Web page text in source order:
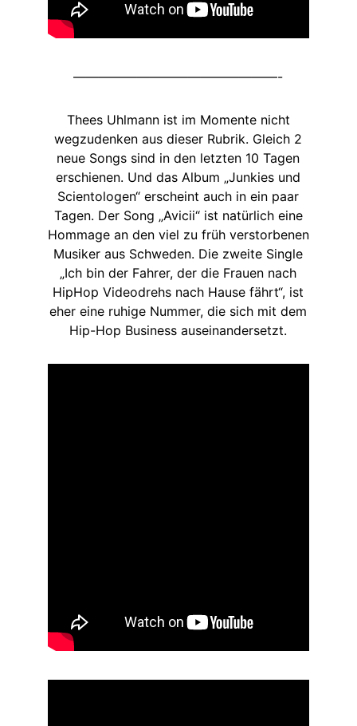
————————————————-
Thees Uhlmann ist im Momente nicht
wegzudenken aus dieser Rubrik. Gleich 2
neue Songs sind in den letzten 10 Tagen
erschienen. Und das Album „Junkies und
Scientologen“ erscheint auch in ein paar
Tagen. Der Song „Avicii“ ist natürlich eine
Hommage an den viel zu früh verstorbenen
Musiker aus Schweden. Die zweite Single
„Ich bin der Fahrer, der die Frauen nach
HipHop Videodrehs nach Hause fährt“, ist
eher eine ruhige Nummer, die sich mit dem
Hip-Hop Business auseinandersetzt.